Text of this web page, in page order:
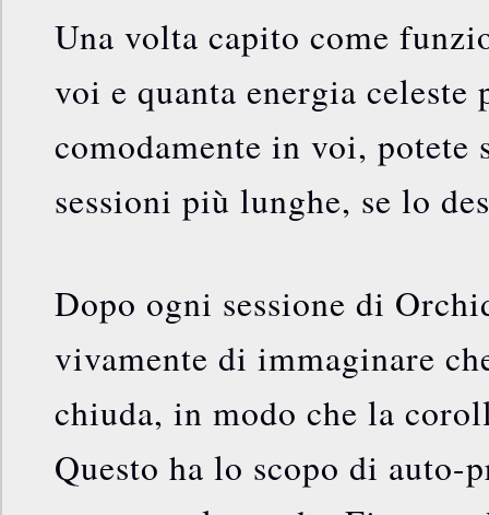
Una volta capito come
voi e quanta energia
comodamente in voi, potete
sessioni più lunghe, se lo
Dopo ogni sessione di
vivamente di immaginare
chiuda, in modo che la
Questo ha lo scopo di auto-